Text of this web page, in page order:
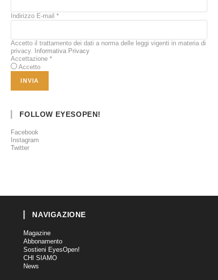
Indirizzo E-mail*
Accetto il trattamento dei dati a norma delle leggi vigenti in materia di
privacy.
Informativa Privacy
Accettazione*
Accetto
FOLLOW EYESOPEN!
Facebook
Instagram
Twitter
NAVIGAZIONE
Magazine
Abbonamento
Sostieni EyesOpen!
CHI SIAMO
News